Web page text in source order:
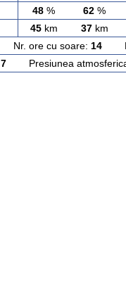
48 % 62 %
45km 37km
Nr. ore cu soare: 14
7Presiunea